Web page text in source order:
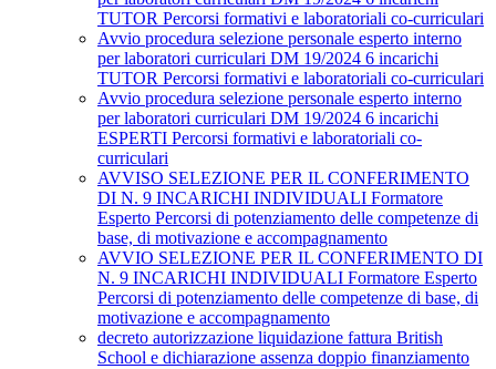
TUTOR Percorsi formativi e laboratoriali co-curriculari
Avvio procedura selezione personale esperto interno
per laboratori curriculari DM 19/2024 6 incarichi
TUTOR Percorsi formativi e laboratoriali co-curriculari
Avvio procedura selezione personale esperto interno
per laboratori curriculari DM 19/2024 6 incarichi
ESPERTI Percorsi formativi e laboratoriali co-
curriculari
AVVISO SELEZIONE PER IL CONFERIMENTO
DI N. 9 INCARICHI INDIVIDUALI Formatore
Esperto Percorsi di potenziamento delle competenze di
base, di motivazione e accompagnamento
AVVIO SELEZIONE PER IL CONFERIMENTO DI
N. 9 INCARICHI INDIVIDUALI Formatore Esperto
Percorsi di potenziamento delle competenze di base, di
motivazione e accompagnamento
decreto autorizzazione liquidazione fattura British
School e dichiarazione assenza doppio finanziamento